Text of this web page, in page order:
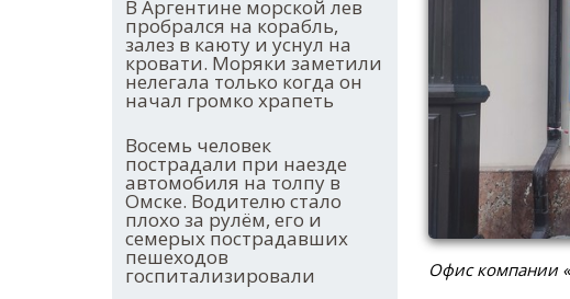
В Аргентине морской лев
пробрался на корабль,
залез в каюту и уснул на
кровати. Моряки заметили
нелегала только когда он
начал громко храпеть
Восемь человек
пострадали при наезде
автомобиля на толпу в
Омске. Водителю стало
плохо за рулём, его и
семерых пострадавших
пешеходов
госпитализировали
Офис компании